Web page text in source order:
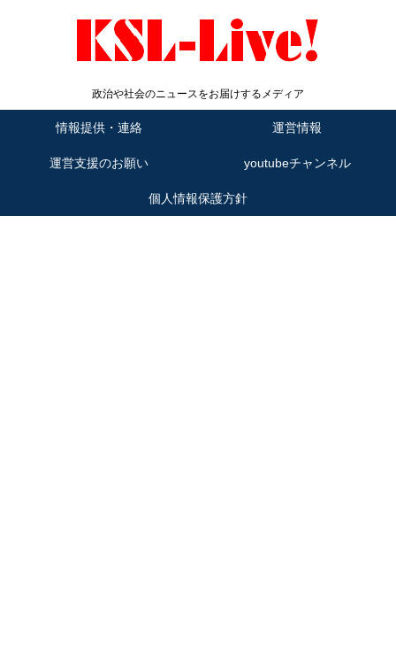
政治や社会のニュースをお届けするメディア
情報提供・連絡 運営情報
運営支援のお願い youtubeチャンネル
個人情報保護方針